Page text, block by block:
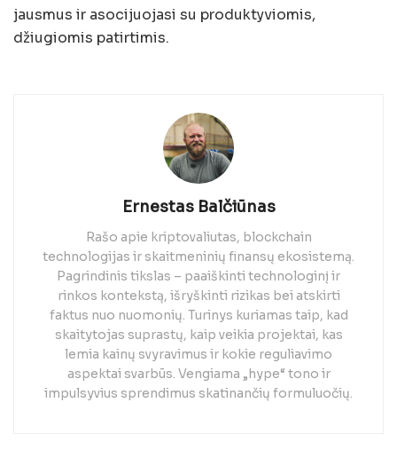
jausmus ir asocijuojasi su produktyviomis,
džiugiomis patirtimis.
Ernestas Balčiūnas
Rašo apie kriptovaliutas, blockchain
technologijas ir skaitmeninių finansų ekosistemą.
Pagrindinis tikslas – paaiškinti technologinį ir
rinkos kontekstą, išryškinti rizikas bei atskirti
faktus nuo nuomonių. Turinys kuriamas taip, kad
skaitytojas suprastų, kaip veikia projektai, kas
lemia kainų svyravimus ir kokie reguliavimo
aspektai svarbūs. Vengiama „hype“ tono ir
impulsyvius sprendimus skatinančių formuluočių.